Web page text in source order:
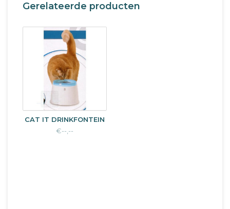
Gerelateerde producten
CAT IT DRINKFONTEIN
€--,--